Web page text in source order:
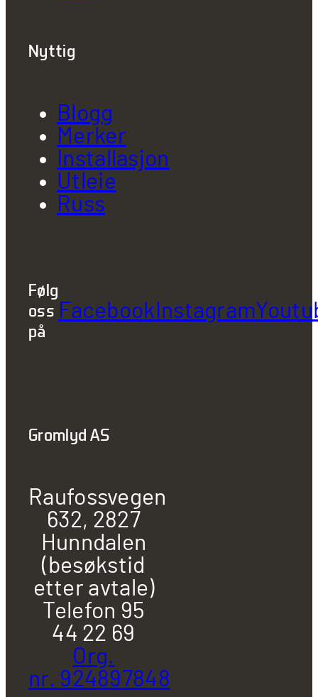
Nyttig
Blogg
Merker
Installasjon
Utleie
Russ
Følg
oss
på
Facebook Instagram
Gromlyd AS
Raufossvegen
632, 2827
Hunndalen
(besøkstid
etter avtale)
Telefon 95
44 22 69
Org.
nr. 924897848